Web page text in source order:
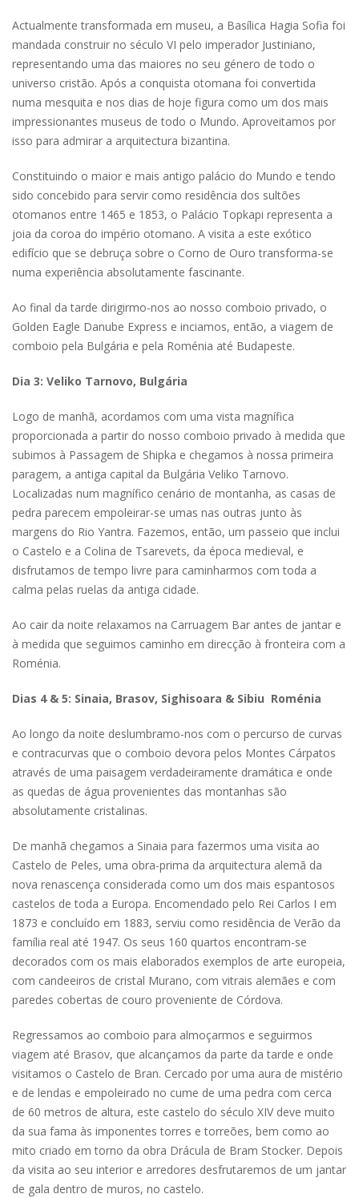
Actualmente transformada em museu, a Basílica Hagia Sofia foi
mandada construir no século VI pelo imperador Justiniano,
representando uma das maiores no seu género de todo o
universo cristão. Após a conquista otomana foi convertida
numa mesquita e nos dias de hoje figura como um dos mais
impressionantes museus de todo o Mundo. Aproveitamos por
isso para admirar a arquitectura bizantina.
Constituindo o maior e mais antigo palácio do Mundo e tendo
sido concebido para servir como residência dos sultões
otomanos entre 1465 e 1853, o Palácio Topkapi representa a
joia da coroa do império otomano. A visita a este exótico
edifício que se debruça sobre o Corno de Ouro transforma-se
numa experiência absolutamente fascinante.
Ao final da tarde dirigirmo-nos ao nosso comboio privado, o
Golden Eagle Danube Express e inciamos, então, a viagem de
comboio pela Bulgária e pela Roménia até Budapeste.
Dia 3: Veliko Tarnovo, Bulgária
Logo de manhã, acordamos com uma vista magnífica
proporcionada a partir do nosso comboio privado à medida que
subimos à Passagem de Shipka e chegamos à nossa primeira
paragem, a antiga capital da Bulgária Veliko Tarnovo.
Localizadas num magnífico cenário de montanha, as casas de
pedra parecem empoleirar-se umas nas outras junto às
margens do Rio Yantra. Fazemos, então, um passeio que inclui
o Castelo e a Colina de Tsarevets, da época medieval, e
disfrutamos de tempo livre para caminharmos com toda a
calma pelas ruelas da antiga cidade.
Ao cair da noite relaxamos na Carruagem Bar antes de jantar e
à medida que seguimos caminho em direcção à fronteira com a
Roménia.
Dias 4 & 5: Sinaia, Brasov, Sighisoara & Sibiu Roménia
Ao longo da noite deslumbramo-nos com o percurso de curvas
e contracurvas que o comboio devora pelos Montes Cárpatos
através de uma paisagem verdadeiramente dramática e onde
as quedas de água provenientes das montanhas são
absolutamente cristalinas.
De manhã chegamos a Sinaia para fazermos uma visita ao
Castelo de Peles, uma obra-prima da arquitectura alemã da
nova renascença considerada como um dos mais espantosos
castelos de toda a Europa. Encomendado pelo Rei Carlos I em
1873 e concluído em 1883, serviu como residência de Verão da
família real até 1947. Os seus 160 quartos encontram-se
decorados com os mais elaborados exemplos de arte europeia,
com candeeiros de cristal Murano, com vitrais alemães e com
paredes cobertas de couro proveniente de Córdova.
Regressamos ao comboio para almoçarmos e seguirmos
viagem até Brasov, que alcançamos da parte da tarde e onde
visitamos o Castelo de Bran. Cercado por uma aura de mistério
e de lendas e empoleirado no cume de uma pedra com cerca
de 60 metros de altura, este castelo do século XIV deve muito
da sua fama às imponentes torres e torreões, bem como ao
mito criado em torno da obra Drácula de Bram Stocker. Depois
da visita ao seu interior e arredores desfrutaremos de um jantar
de gala dentro de muros, no castelo.